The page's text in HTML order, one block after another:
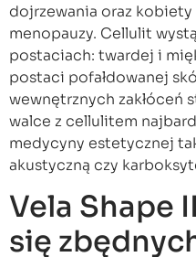
dojrzewania oraz
menopauzy. Cellulit
postaciach: twardej i
postaci pofałdowanej
wewnętrznych zakłóceń
walce z cellulitem
medycyny estetycznej
akustyczną czy
Vela Shape
się